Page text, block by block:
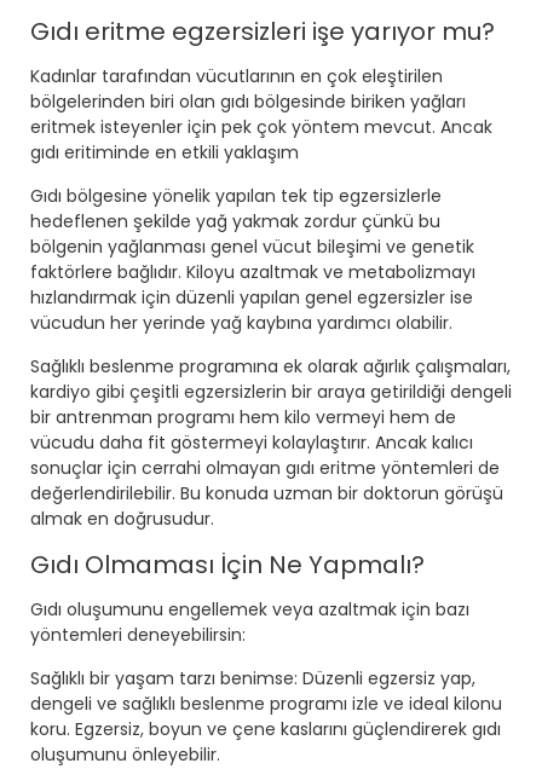
Gıdı eritme egzersizleri işe yarıyor mu?
Kadınlar tarafından vücutlarının en çok eleştirilen
bölgelerinden biri olan gıdı bölgesinde biriken yağları
eritmek isteyenler için pek çok yöntem mevcut. Ancak
gıdı eritiminde en etkili yaklaşım
Gıdı bölgesine yönelik yapılan tek tip egzersizlerle
hedeflenen şekilde yağ yakmak zordur çünkü bu
bölgenin yağlanması genel vücut bileşimi ve genetik
faktörlere bağlıdır. Kiloyu azaltmak ve metabolizmayı
hızlandırmak için düzenli yapılan genel egzersizler ise
vücudun her yerinde yağ kaybına yardımcı olabilir.
Sağlıklı beslenme programına ek olarak ağırlık çalışmaları,
kardiyo gibi çeşitli egzersizlerin bir araya getirildiği dengeli
bir antrenman programı hem kilo vermeyi hem de
vücudu daha fit göstermeyi kolaylaştırır. Ancak kalıcı
sonuçlar için cerrahi olmayan gıdı eritme yöntemleri de
değerlendirilebilir. Bu konuda uzman bir doktorun görüşü
almak en doğrusudur.
Gıdı Olmaması İçin Ne Yapmalı?
Gıdı oluşumunu engellemek veya azaltmak için bazı
yöntemleri deneyebilirsin:
Sağlıklı bir yaşam tarzı benimse: Düzenli egzersiz yap,
dengeli ve sağlıklı beslenme programı izle ve ideal kilonu
koru. Egzersiz, boyun ve çene kaslarını güçlendirerek gıdı
oluşumunu önleyebilir.